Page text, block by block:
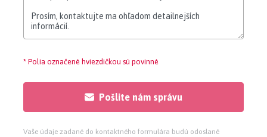
charakterom a množstvom zelene, čo
Okolie ponúka aj možnosti na prechádzky, šport či
Táto kombinácia dostupnosti a pokojného
* Polia označené hviezdičkou sú povinné
Pošlite nám správu
Vaše údaje zadané do kontaktného formulára budú odoslané